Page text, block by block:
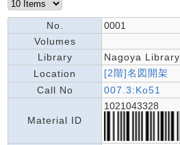
No.
0001
Volumes
Library
Nagoya Library
Location
[2階]名図開架
Call No
007.3:Ko51
Material ID
1021043328